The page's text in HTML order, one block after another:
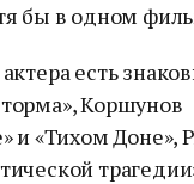
бы в одном
есть
Коршунов
и «Тихом Доне»,